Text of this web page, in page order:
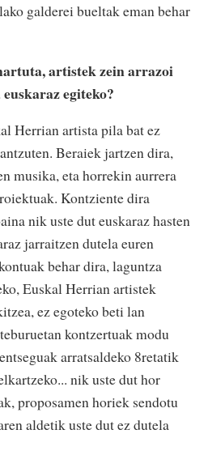
galderei bueltak eman behar
artistek zein arrazoi
egiteko?
Herrian artista pila bat ez
Beraiek jartzen dira,
musika, eta horrekin aurrera
Kontziente dira
nik uste dut euskaraz hasten
jarraitzen dutela euren
behar dira, laguntza
Euskal Herrian artistek
ez egoteko beti lan
kontzertuak modu
arratsaldeko 8retatik
nik uste dut hor
proposamen horiek sendotu
aldetik uste dut ez dutela